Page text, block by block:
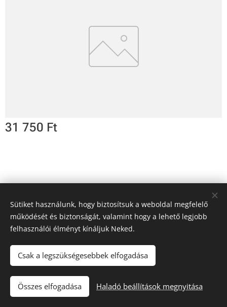
31 750 Ft
Kosárba
"Iránytű a fuvarozásban!"
Tacho Center
Sütik
Sütiket használunk, hogy biztosítsuk a weboldal megfelelő
működését és biztonságát, valamint hogy a lehető legjobb
felhasználói élményt kínáljuk Neked.
Csak a legszükségesebbek elfogadása
Összes elfogadása Haladó beállítások megnyitása